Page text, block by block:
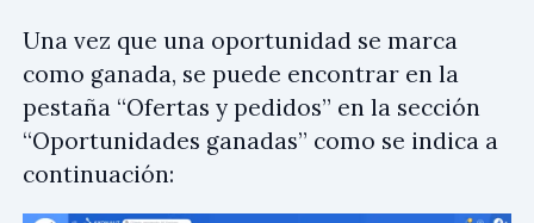
Una vez que una oportunidad se marca
como ganada, se puede encontrar en la
pestaña “Ofertas y pedidos” en la sección
“Oportunidades ganadas” como se indica a
continuación: